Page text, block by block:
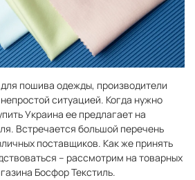
пошива одежды, производители
ситуацией. Когда нужно
Украина ее предлагает на
Встречается большой перечень
поставщиков. Как же принять
– рассмотрим на товарных
Босфор Текстиль.